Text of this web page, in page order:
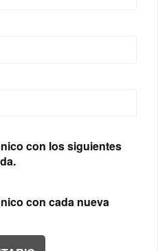
con los siguientes
con cada nueva